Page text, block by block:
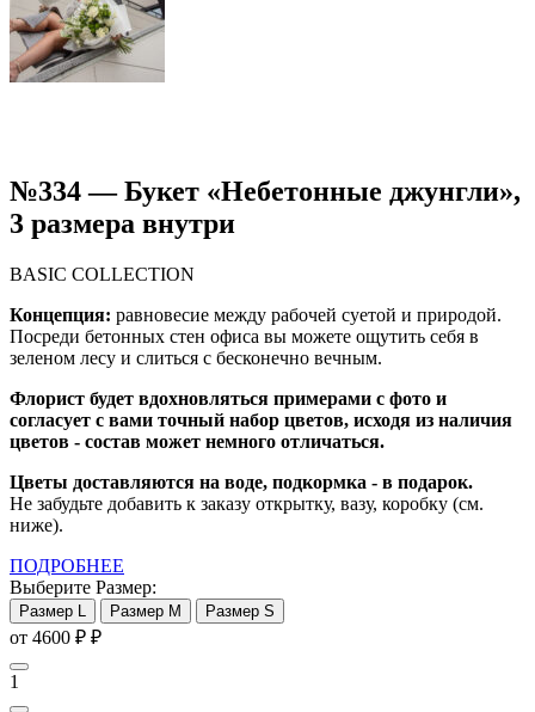
№334 — Букет «Небетонные джунгли»,
3 размера внутри
BASIC COLLECTION
Концепция: равновесие между рабочей суетой и природой.
Посреди бетонных стен офиса вы можете ощутить себя в
зеленом лесу и слиться с бесконечно вечным.
Флорист будет вдохновляться примерами с фото и
согласует с вами точный набор цветов, исходя из наличия
цветов - состав может немного отличаться.
Цветы доставляются на воде, подкормка - в подарок.
Не забудьте добавить к заказу открытку, вазу, коробку (см.
ниже).
ПОДРОБНЕЕ
Выберите Размер:
Размер L Размер M Размер S
от 4600 ₽ ₽
1